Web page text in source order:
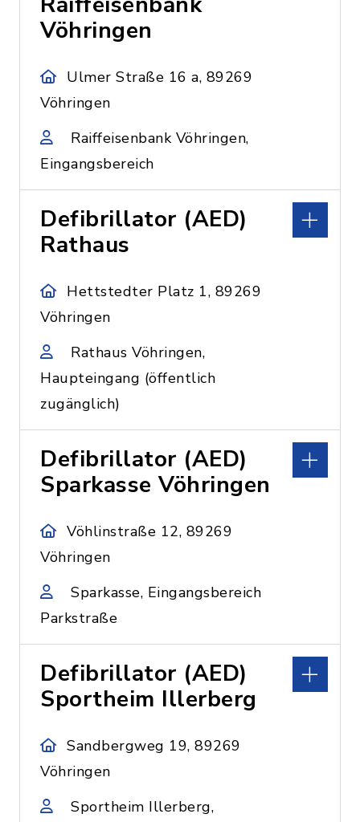
Vöhringen
Ulmer Straße 16 a, 89269
Vöhringen
Raiffeisenbank Vöhringen,
Eingangsbereich
Defibrillator (AED)
Rathaus
Hettstedter Platz 1, 89269
Vöhringen
Rathaus Vöhringen,
Haupteingang (öffentlich
zugänglich)
Defibrillator (AED)
Sparkasse Vöhringen
Vöhlinstraße 12, 89269
Vöhringen
Sparkasse, Eingangsbereich
Parkstraße
Defibrillator (AED)
Sportheim Illerberg
Sandbergweg 19, 89269
Vöhringen
Sportheim Illerberg,